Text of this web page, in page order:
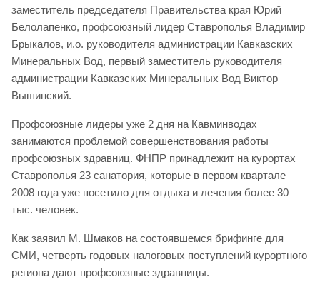
заместитель председателя Правительства края Юрий
Белолапенко, профсоюзный лидер Ставрополья Владимир
Брыкалов, и.о. руководителя администрации Кавказских
Минеральных Вод, первый заместитель руководителя
администрации Кавказских Минеральных Вод Виктор
Вышинский.
Профсоюзные лидеры уже 2 дня на Кавминводах
занимаются проблемой совершенствования работы
профсоюзных здравниц. ФНПР принадлежит на курортах
Ставрополья 23 санатория, которые в первом квартале
2008 года уже посетило для отдыха и лечения более 30
тыс. человек.
Как заявил М. Шмаков на состоявшемся брифинге для
СМИ, четверть годовых налоговых поступлений курортного
региона дают профсоюзные здравницы.